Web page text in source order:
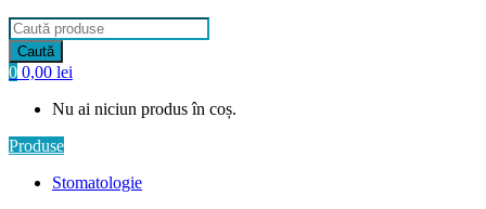
Products
search
Caută
0 0,00 lei
Nu ai niciun produs în coș.
Produse
Stomatologie